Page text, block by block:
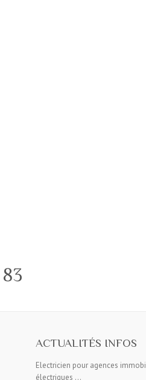
ACTUALITÉS INFOS
Electricien pour agences
électriques …